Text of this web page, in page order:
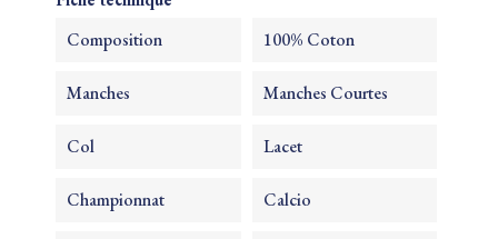
Composition 100% Coton
Manches Manches Courtes
Col Lacet
Championnat Calcio